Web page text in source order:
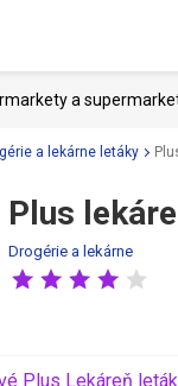
a
a lekárne letáky
Plus
Drogérie a lekárne
Plus Lekáreň